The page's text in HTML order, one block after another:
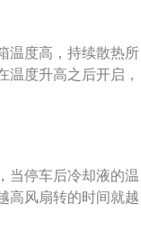
卸下风扇，将新的风
即可。
温度高，持续散热所
温度升高之后开启，
下车辆熄火后，发
联系，进行检测与维
运转，然后关闭点火
速运转。故障确实存
当停车后冷却液的温
高风扇转的时间就越
的线束拔下来，进